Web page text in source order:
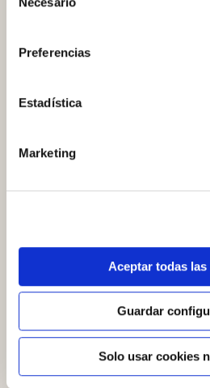
equivaldrá a rechazar todas las
obtener más información
Cookiesaquí
Preferencias
Estadística
Marketing
Aceptar todas
Guardar
Solo usar cookies
Atención al cliente
Cómo colocar papel pintado
Simbología del papel pintado
Cookies
Política de privacidad
Guía de compra
Aviso Legal